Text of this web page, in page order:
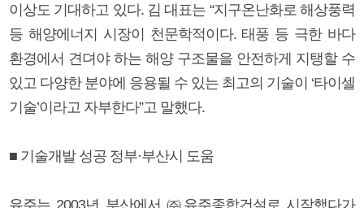
이상도 기대하고 있다. 김 대표는 “지구온난화로 해상풍력
등 해양에너지 시장이 천문학적이다. 태풍 등 극한 바다
환경에서 견뎌야 하는 해양 구조물을 안전하게 지탱할 수
있고 다양한 분야에 응용될 수 있는 최고의 기술이 ‘타이셀
기술’이라고 자부한다”고 말했다.
■ 기술개발 성공 정부·부산시 도움
유주는 2003년 부산에서 ㈜유주종합건설로 시작했다가